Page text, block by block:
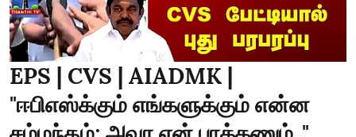
EPS | CVS | AIADMK |
"ஈபிஎஸ்க்கும் எங்களுக்கும் என்ன